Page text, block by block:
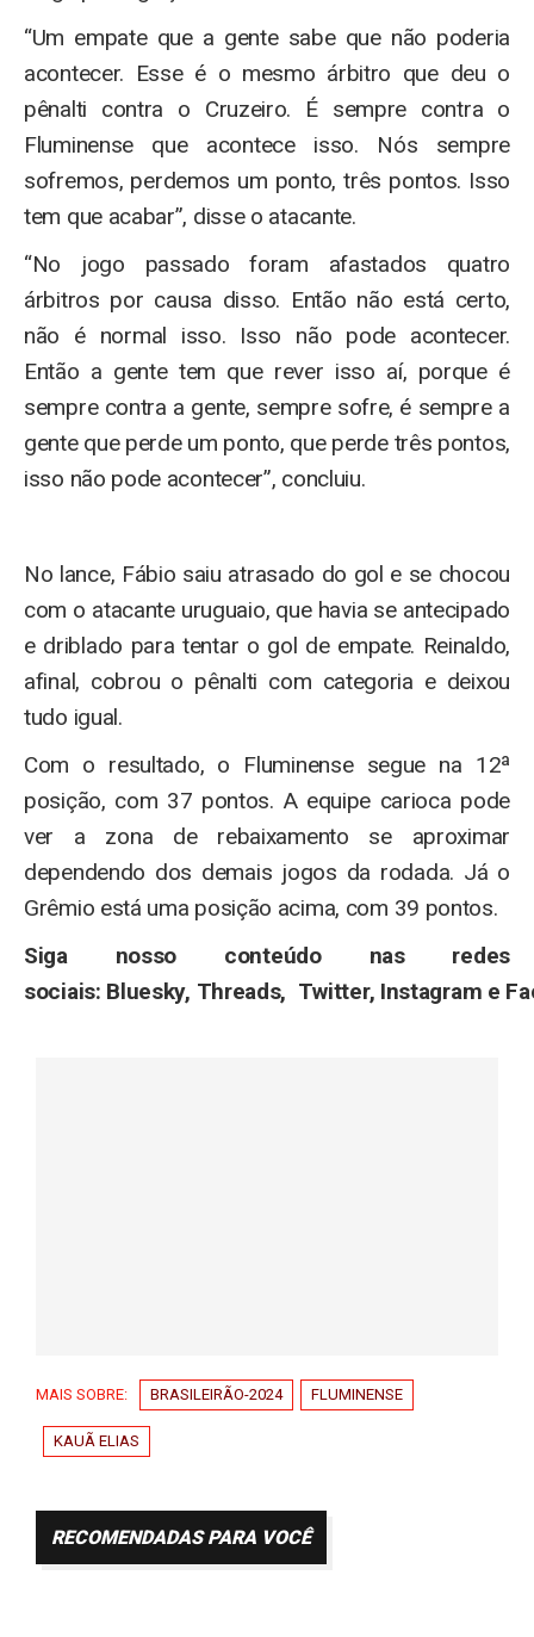
“Um empate que a gente sabe que não poderia
acontecer. Esse é o mesmo árbitro que deu o
pênalti contra o Cruzeiro. É sempre contra o
Fluminense que acontece isso. Nós sempre
sofremos, perdemos um ponto, três pontos. Isso
tem que acabar”, disse o atacante.
“No jogo passado foram afastados quatro
árbitros por causa disso. Então não está certo,
não é normal isso. Isso não pode acontecer.
Então a gente tem que rever isso aí, porque é
sempre contra a gente, sempre sofre, é sempre a
gente que perde um ponto, que perde três pontos,
isso não pode acontecer”, concluiu.
No lance, Fábio saiu atrasado do gol e se chocou
com o atacante uruguaio, que havia se antecipado
e driblado para tentar o gol de empate. Reinaldo,
afinal, cobrou o pênalti com categoria e deixou
tudo igual.
Com o resultado, o Fluminense segue na 12ª
posição, com 37 pontos. A equipe carioca pode
ver a zona de rebaixamento se aproximar
dependendo dos demais jogos da rodada. Já o
Grêmio está uma posição acima, com 39 pontos.
Siga nosso conteúdo nas redes
sociais: Bluesky, Threads, Twitter, Instagram e
MAIS SOBRE: BRASILEIRÃO-2024 FLUMINENSE
KAUÃ ELIAS
RECOMENDADAS PARA VOCÊ